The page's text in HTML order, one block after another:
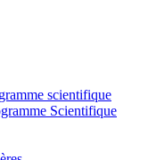
scientifique
Scientifique